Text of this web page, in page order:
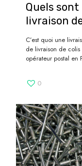
Quels
livraison
C’est quoi une
de livraison de colis
opérateur postal en
0